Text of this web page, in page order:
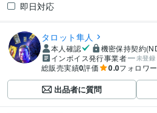
即日対応
タロット隼人
本人確認
機密保持契約
インボイス発行事業者
未登録
総販売実績0評価 0.0フォロワー
出品者に質問